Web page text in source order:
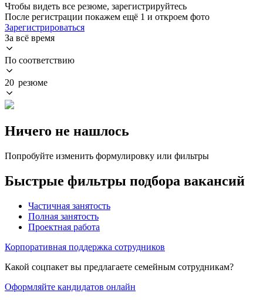
Чтобы видеть все резюме, зарегистрируйтесь
После регистрации покажем ещё 1 и откроем фото
Зарегистрироваться
За всё время
По соответствию
20 резюме
Ничего не нашлось
Попробуйте изменить формулировку или фильтры
Быстрые фильтры подбора вакансий
Частичная занятость
Полная занятость
Проектная работа
Корпоративная поддержка сотрудников
Какой соцпакет вы предлагаете семейным сотрудникам?
Оформляйте кандидатов онлайн